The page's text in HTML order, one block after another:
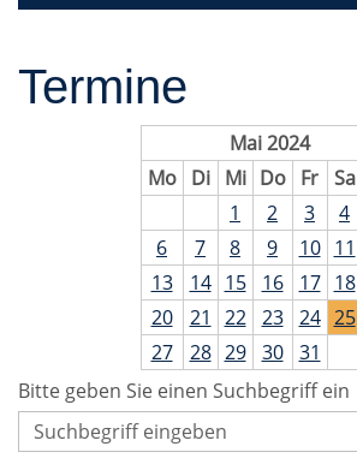
Termine
Mai 2024
Mo
Di Mi Do Fr Sa
1
2 3 4
6
7 8 9 10 11
13
14 15 16 17 18
20
21 22 23 24 25
27
28 29 30
31
Bitte geben Sie einen Suchbegriff ein